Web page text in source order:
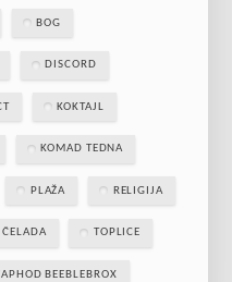
BOG
DISCORD
KOKTAJL
KOMAD TEDNA
PLAŽA RELIGIJA
ČELADA TOPLICE
BEEBLEBROX